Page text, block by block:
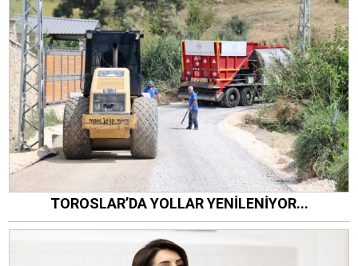
TOROSLAR’DA YOLLAR YENİLENİYOR...